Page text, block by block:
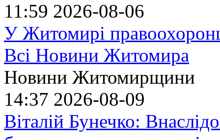
11:59 2026-08-06
У Житомирі
Всі Новини Житомира
Новини Житомирщини
14:37 2026-08-09
Віталій Бунечко: